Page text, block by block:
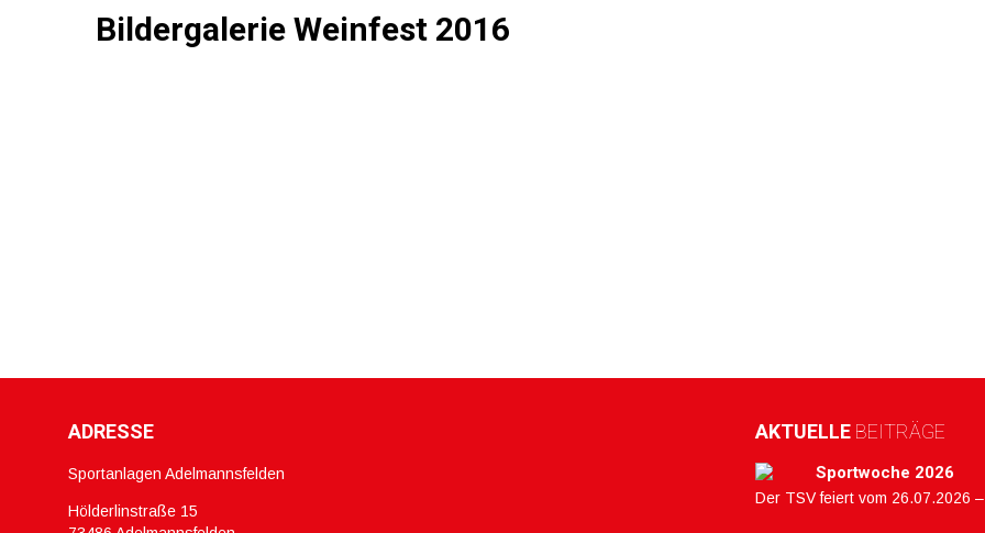
Bildergalerie Weinfest 2016
ADRESSE
Sportanlagen Adelmannsfelden
Hölderlinstraße 15
AKTUELLE BEITRÄGE
Sportwoche 2026
Der TSV feiert vom 26.07.2026